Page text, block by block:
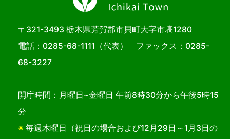
〒321-3493 栃木県芳賀郡市貝町大字市塙1280
電話： 0285-68-1111 （代表） ファックス：0285-
68-3227
開庁時間：月曜日~金曜日 午前8時30分から午後5時15
分
※ 毎週木曜日（祝日の場合および12月29日～1月3日の